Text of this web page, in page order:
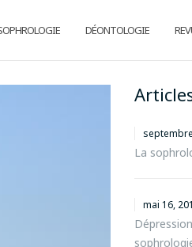
DÉONTOLOGIE
La
mai 16,